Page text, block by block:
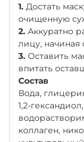
1. Достать
очищенную
2. Аккуратно
лицу, начиная
3. Оставить
впитать
Состав
Вода,
1,2-
коллаген,